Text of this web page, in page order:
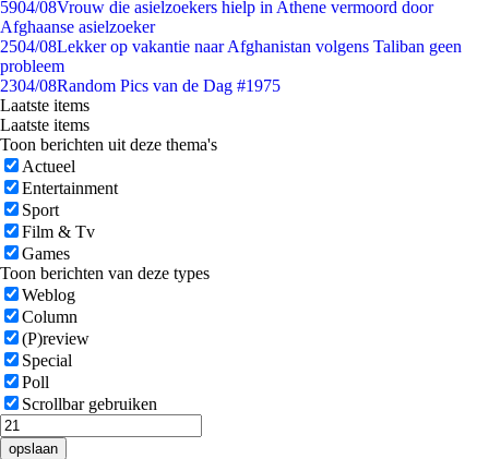
5904/08Vrouw die asielzoekers hielp in Athene vermoord door
Afghaanse asielzoeker
2504/08Lekker op vakantie naar Afghanistan volgens Taliban geen
probleem
2304/08Random Pics van de Dag #1975
Laatste items
Laatste items
Toon berichten uit deze thema's
Actueel
Entertainment
Sport
Film & Tv
Games
Toon berichten van deze types
Weblog
Column
(P)review
Special
Poll
Scrollbar gebruiken
opslaan